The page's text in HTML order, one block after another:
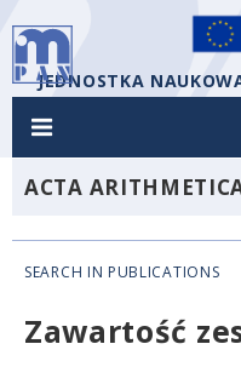
JEDNOSTKA
ACTA
SEARCH IN PUBLICATIONS
Zawartość